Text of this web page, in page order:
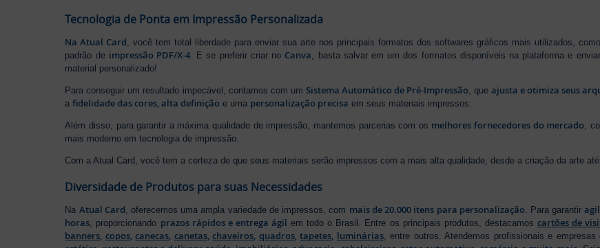
Tecnologia de Ponta em Impressão Personalizada
Na Atual Card, você tem total liberdade para enviar sua arte nos principais formatos dos softwares gráficos mais utilizados, como
padrão de impressão PDF/X-4. E se preferir criar no Canva, basta salvar em um dos formatos disponíveis na plataforma e
material personalizado!
Para conseguir um resultado impecável, contamos com um Sistema Automático de Pré-Impressão, queajusta e otimiza seus
afidelidade das cores, alta definição e uma personalização precisa em seus materiais impressos.
Além disso, para garantir a máxima qualidade de impressão, mantemos parcerias com os melhores fornecedores do mercado ,
mais moderno em tecnologia de impressão.
Com a Atual Card, você tem a certeza de que seus materiais serão impressos com a mais alta qualidade, desde a criação da arte até
Diversidade de Produtos para suas Necessidades
Na Atual Card , oferecemos uma ampla variedade de impressos, com mais de 20.000 itens para personalização . Para garantir
horas , proporcionando prazos rápidos e entrega ágil em todo o Brasil. Entre os principais produtos, destacamos cartões de
banners copos,canecas canetas,chaveiros quadros,tapetes luminárias, entre outros. Atendemos profissionais e